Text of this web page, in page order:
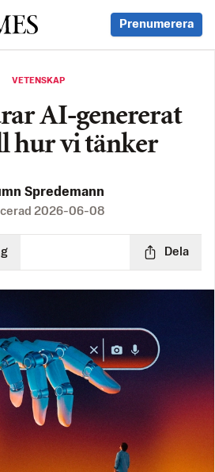
Prenumerera
VETENSKAP
AI-genererat
hur vi tänker
Spredemann
2026-06-08
Dela